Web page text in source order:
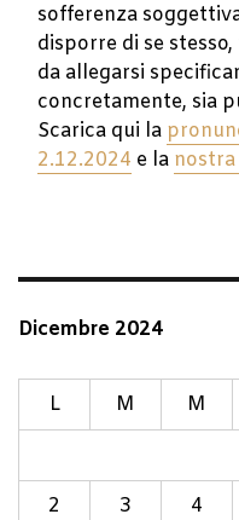
sofferenza
disporre di se
da allegarsi
concretamente, sia
Scarica qui la
2.12.2024 e la
Dicembre 2024
L M M
2
3 4